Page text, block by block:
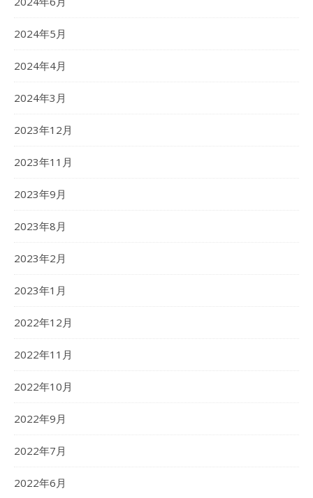
2024年5月
2024年4月
2024年3月
2023年12月
2023年11月
2023年9月
2023年8月
2023年2月
2023年1月
2022年12月
2022年11月
2022年10月
2022年9月
2022年7月
2022年6月